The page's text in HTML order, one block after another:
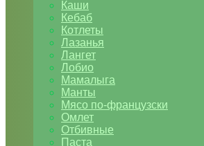
Каши
Кебаб
Котлеты
Лазанья
Лангет
Лобио
Мамалыга
Манты
Мясо по-французски
Омлет
Отбивные
Паста